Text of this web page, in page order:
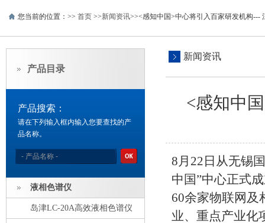
您当前的位置：>> 首页 >>新闻资讯>><感知中国>中心将引入百家研发机构---
产品目录
产品搜索：
请在下列输入框内输入您要查找的产
品名称。
液相色谱仪
岛津LC-20A高效液相色谱仪
新闻资讯
<感知中
8月22日从无锡
中国”中心正式
60余家物联网及
业、重点产业化